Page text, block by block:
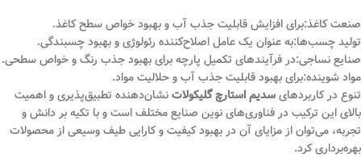
صنعت کاغذ:برای افزایش قابلیت جذب آب و بهبود خواص سطح کاغذ.
تولید چسب‌ها:به عنوان یک عامل اصلاح‌کننده رئولوژی و بهبود چسبندگی.
صنایع نساجی:در فرآیندهای تکمیل پارچه برای بهبود جذب رنگ و خواص سطحی.
مواد شوینده:برای بهبود قابلیت جذب آب و حلالیت مواد.
تنوع در کاربردهایسدیم استارچ گلیکولاتنشان‌دهنده تطبیق‌پذیری و اهمیت
بالای این ترکیب در فناوری‌های نوین صنایع مختلف است و با تکیه بر دانش و
تجربه، می‌توان از مزایای آن در بهبود کیفیت و کارایی طیف وسیعی از محصولات
بهره‌برداری کرد.